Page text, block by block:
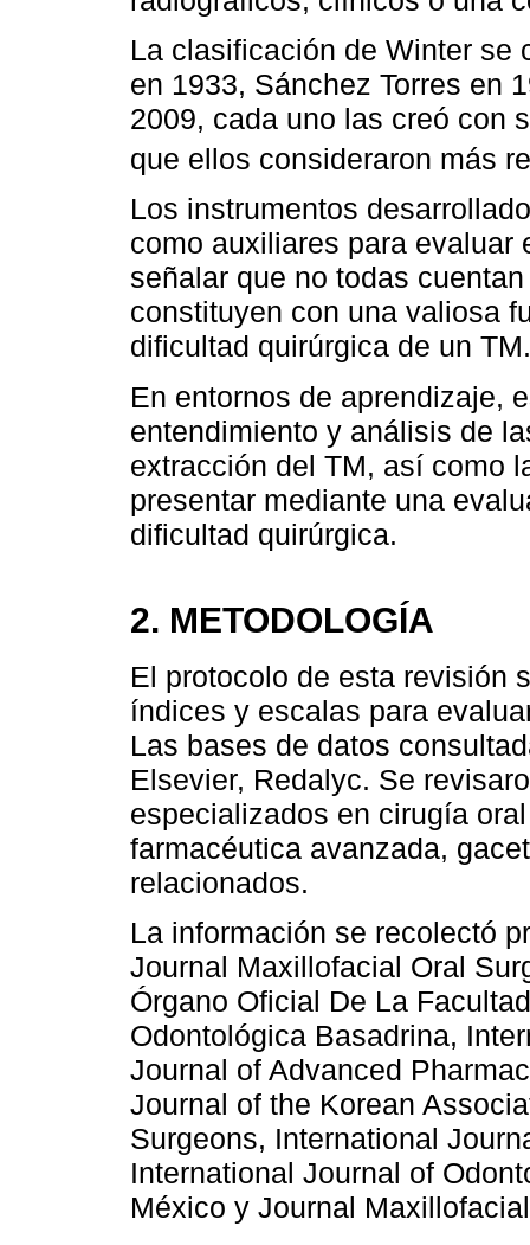
La clasificación de Winter se
en 1933, Sánchez Torres en
2009, cada uno las creó con
que ellos consideraron más
Los instrumentos
como auxiliares para evaluar
señalar que no todas
constituyen con una valiosa
dificultad quirúrgica de un TM.
En entornos de aprendizaje,
entendimiento y análisis de
extracción del TM, así como
presentar mediante una
dificultad quirúrgica.
2. METODOLOGÍA
El protocolo de esta revisión
índices y escalas para
Las bases de datos
Elsevier, Redalyc. Se
especializados en cirugía
farmacéutica avanzada,
relacionados.
La información se recolectó
Journal Maxillofacial Oral
Órgano Oficial De La
Odontológica Basadrina,
Journal of Advanced
Journal of the Korean
Surgeons, International
International Journal of
México y Journal